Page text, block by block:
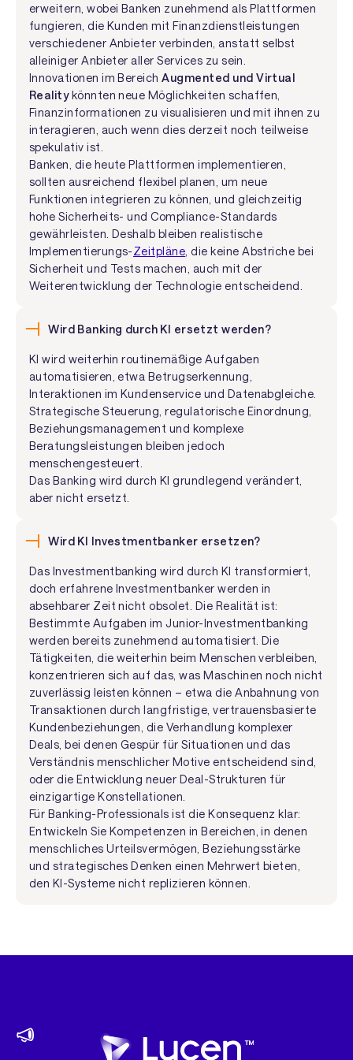
erweitern, wobei Banken zunehmend als Plattformen
fungieren, die Kunden mit Finanzdienstleistungen
verschiedener Anbieter verbinden, anstatt selbst
alleiniger Anbieter aller Services zu sein.
Innovationen im BereichAugmented und Virtual
Realitykönnten neue Möglichkeiten schaffen,
Finanzinformationen zu visualisieren und mit ihnen zu
interagieren, auch wenn dies derzeit noch teilweise
spekulativ ist.
Banken, die heute Plattformen implementieren,
sollten ausreichend flexibel planen, um neue
Funktionen integrieren zu können, und gleichzeitig
hohe Sicherheits- und Compliance-Standards
gewährleisten. Deshalb bleiben realistische
Implementierungs-Zeitpläne , die keine Abstriche bei
Sicherheit und Tests machen, auch mit der
Weiterentwicklung der Technologie entscheidend.
Wird Banking durch KI ersetzt werden?
KI wird weiterhin routinemäßige Aufgaben
automatisieren, etwa Betrugserkennung,
Interaktionen im Kundenservice und Datenabgleiche.
Strategische Steuerung, regulatorische Einordnung,
Beziehungsmanagement und komplexe
Beratungsleistungen bleiben jedoch
menschengesteuert.
Das Banking wird durch KI grundlegend verändert,
aber nicht ersetzt.
Wird KI Investmentbanker ersetzen?
Das Investmentbanking wird durch KI transformiert,
doch erfahrene Investmentbanker werden in
absehbarer Zeit nicht obsolet. Die Realität ist:
Bestimmte Aufgaben im Junior-Investmentbanking
werden bereits zunehmend automatisiert. Die
Tätigkeiten, die weiterhin beim Menschen verbleiben,
konzentrieren sich auf das, was Maschinen noch nicht
zuverlässig leisten können – etwa die Anbahnung von
Transaktionen durch langfristige, vertrauensbasierte
Kundenbeziehungen, die Verhandlung komplexer
Deals, bei denen Gespür für Situationen und das
Verständnis menschlicher Motive entscheidend sind,
oder die Entwicklung neuer Deal-Strukturen für
einzigartige Konstellationen.
Für Banking-Professionals ist die Konsequenz klar:
Entwickeln Sie Kompetenzen in Bereichen, in denen
menschliches Urteilsvermögen, Beziehungsstärke
und strategisches Denken einen Mehrwert bieten,
den KI-Systeme nicht replizieren können.